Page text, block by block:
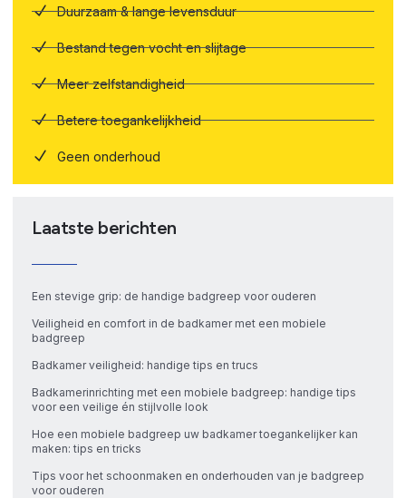
Duurzaam & lange levensduur
Bestand tegen vocht en slijtage
Meer zelfstandigheid
Betere toegankelijkheid
Geen onderhoud
Laatste berichten
Een stevige grip: de handige badgreep voor ouderen
Veiligheid en comfort in de badkamer met een mobiele
badgreep
Badkamer veiligheid: handige tips en trucs
Badkamerinrichting met een mobiele badgreep: handige tips
voor een veilige én stijlvolle look
Hoe een mobiele badgreep uw badkamer toegankelijker kan
maken: tips en tricks
Tips voor het schoonmaken en onderhouden van je badgreep
voor ouderen